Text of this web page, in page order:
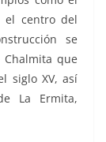
el centro del
se
que
siglo XV, así
La Ermita,